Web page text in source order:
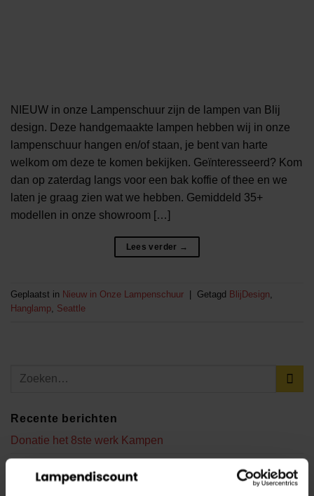
NIEUW in onze Lampenschuur zijn de lampen van Blij
design. Deze handgemaakte lampen hebben wij in onze
lampenschuur hangen en/of staan, je bent van harte
welkom om deze te komen bekijken. Geïnteresseerd? Kom
dan op zaterdag langs voor een bak koffie of thee en we
laten je graag zien wat we hebben. Gemiddeld 35+
modellen in onze showroom […]
Lees verder →
Geplaatst in Nieuw in Onze Lampenschuur Getagd BlijDesign,
Hanglamp, Seattle
Recente berichten
Donatie het 8ste werk Kampen